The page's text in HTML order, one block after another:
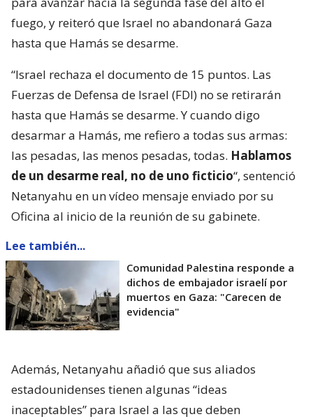
fuego, y reiteró que Israel no abandonará Gaza
hasta que Hamás se desarme.
“Israel rechaza el documento de 15 puntos. Las
Fuerzas de Defensa de Israel (FDI) no se retirarán
hasta que Hamás se desarme. Y cuando digo
desarmar a Hamás, me refiero a todas sus armas:
las pesadas, las menos pesadas, todas. Hablamos
de un desarme real, no de uno ficticio“, sentenció
Netanyahu en un vídeo mensaje enviado por su
Oficina al inicio de la reunión de su gabinete.
Lee también...
Comunidad Palestina responde a
dichos de embajador israelí por
muertos en Gaza: "Carecen de
evidencia"
Además, Netanyahu añadió que sus aliados
estadounidenses tienen algunas “ideas
inaceptables” para Israel a las que deben